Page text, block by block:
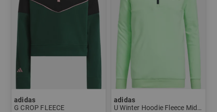
adidas
G CROP FLEECE
adidas
U Winter Hoodie Fleece Midlayer